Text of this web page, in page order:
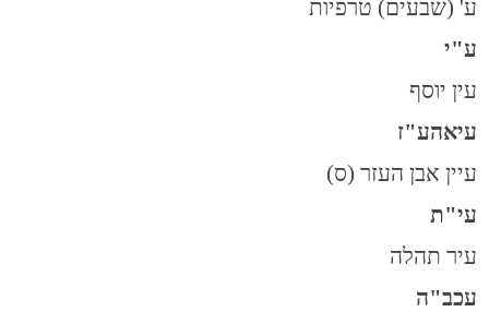
ע' (שבעים) טרפיות
ע"י
עין יוסף
עיאהע"ז
עיין אבן העזר (ס)
עי"ת
עיר תהלה
עכב"ה